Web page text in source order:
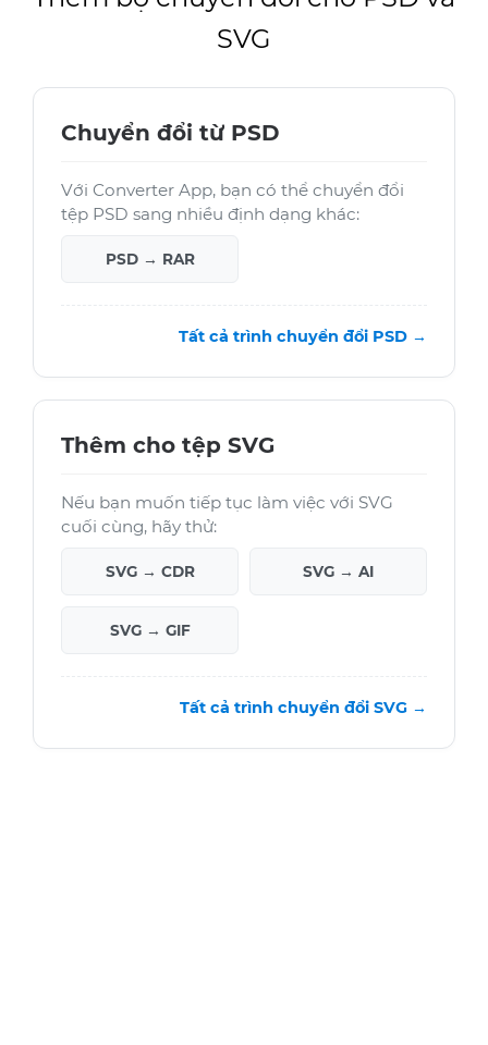
SVG
Chuyển đổi từ PSD
Với Converter App, bạn có thể chuyển đổi
tệp PSD sang nhiều định dạng khác:
PSD → RAR
Tất cả trình chuyển đổi PSD →
Thêm cho tệp SVG
Nếu bạn muốn tiếp tục làm việc với SVG
cuối cùng, hãy thử:
SVG → CDR SVG → AI
SVG → GIF
Tất cả trình chuyển đổi SVG →